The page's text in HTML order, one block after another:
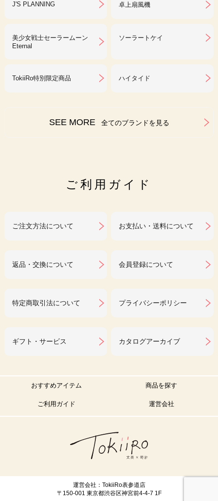
J'S PLANNING 卓上扇風機
美少女戦士セーラームーン
Eternal
ソーラートケイ
TokiiRo特別限定商品 ハイタイド
SEE MORE 全てのブランドを見る
ご利用ガイド
ご注文方法について お支払い・送料について
返品・交換について 会員登録について
特定商取引法について プライバシーポリシー
ギフト・サービス カタログアーカイブ
おすすめアイテム 商品を探す
ご利用ガイド 運営会社
運営会社：TokiiRo表参道店
〒150-001 東京都渋谷区神宮前4-4-7 1F